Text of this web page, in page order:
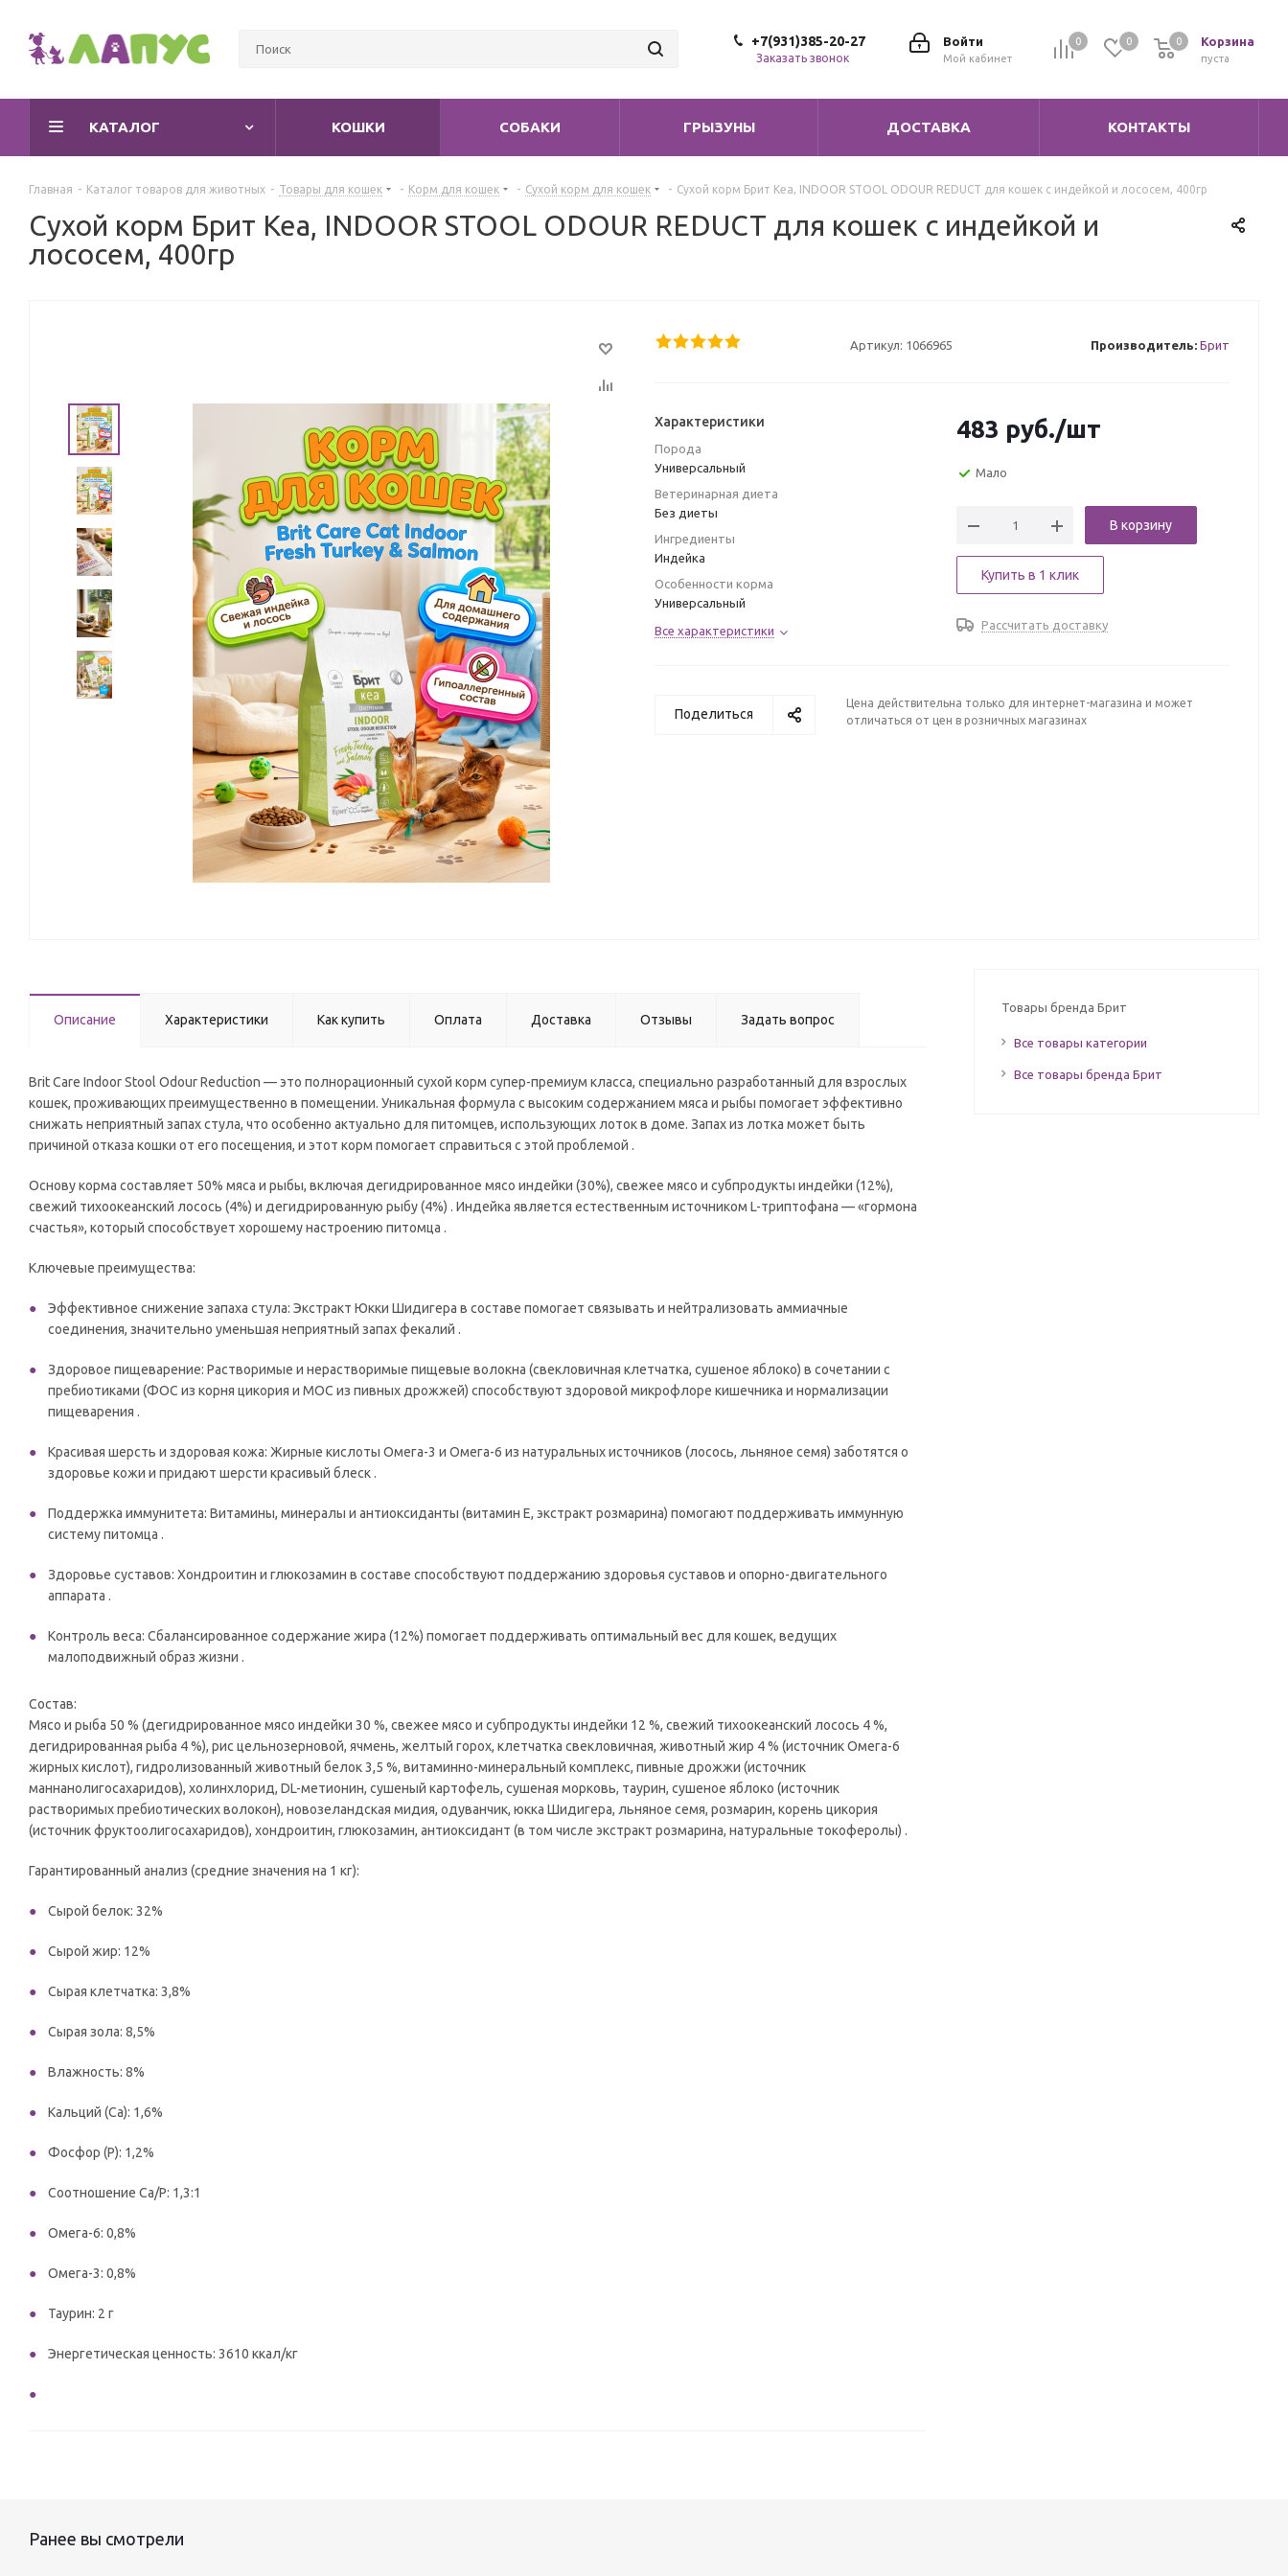
0 0 Корзина
0
пуста
0
Войти
Мой кабинет
+7(931)385-20-27
Заказать звонок
КАТАЛОГ КОШКИ СОБАКИ ГРЫЗУНЫ ДОСТАВКА КОНТАКТЫ
Главная - Каталог товаров для животных - Товары для кошек - Корм для кошек - Сухой корм для кошек - Сухой корм Брит Кеа, INDOOR STOOL ODOUR REDUCT для кошек с индейкой и лососем, 400гр
Сухой корм Брит Кеа, INDOOR STOOL ODOUR REDUCT для кошек с индейкой и
лососем, 400гр
Артикул: 1066965 Производитель: Брит
Характеристики
Порода
Универсальный
Ветеринарная диета
Без диеты
Ингредиенты
Индейка
Особенности корма
Универсальный
Все характеристики
483 руб./шт
Мало
В корзину
Купить в 1 клик
Рассчитать доставку
Поделиться
Цена действительна только для интернет-магазина и может
отличаться от цен в розничных магазинах
Описание Характеристики Как купить Оплата Доставка Отзывы Задать вопрос
Brit Care Indoor Stool Odour Reduction — это полнорационный сухой корм супер-премиум класса, специально разработанный для взрослых
кошек, проживающих преимущественно в помещении. Уникальная формула с высоким содержанием мяса и рыбы помогает эффективно
снижать неприятный запах стула, что особенно актуально для питомцев, использующих лоток в доме. Запах из лотка может быть
причиной отказа кошки от его посещения, и этот корм помогает справиться с этой проблемой .
Основу корма составляет 50% мяса и рыбы, включая дегидрированное мясо индейки (30%), свежее мясо и субпродукты индейки (12%),
свежий тихоокеанский лосось (4%) и дегидрированную рыбу (4%) . Индейка является естественным источником L-триптофана — «гормона
счастья», который способствует хорошему настроению питомца .
Ключевые преимущества:
Эффективное снижение запаха стула: Экстракт Юкки Шидигера в составе помогает связывать и нейтрализовать аммиачные
соединения, значительно уменьшая неприятный запах фекалий .
Здоровое пищеварение: Растворимые и нерастворимые пищевые волокна (свекловичная клетчатка, сушеное яблоко) в сочетании с
пребиотиками (ФОС из корня цикория и МОС из пивных дрожжей) способствуют здоровой микрофлоре кишечника и нормализации
пищеварения .
Красивая шерсть и здоровая кожа: Жирные кислоты Омега-3 и Омега-6 из натуральных источников (лосось, льняное семя) заботятся о
здоровье кожи и придают шерсти красивый блеск .
Поддержка иммунитета: Витамины, минералы и антиоксиданты (витамин Е, экстракт розмарина) помогают поддерживать иммунную
систему питомца .
Здоровье суставов: Хондроитин и глюкозамин в составе способствуют поддержанию здоровья суставов и опорно-двигательного
аппарата .
Контроль веса: Сбалансированное содержание жира (12%) помогает поддерживать оптимальный вес для кошек, ведущих
малоподвижный образ жизни .
Состав:
Мясо и рыба 50 % (дегидрированное мясо индейки 30 %, свежее мясо и субпродукты индейки 12 %, свежий тихоокеанский лосось 4 %,
дегидрированная рыба 4 %), рис цельнозерновой, ячмень, желтый горох, клетчатка свекловичная, животный жир 4 % (источник Омега-6
жирных кислот), гидролизованный животный белок 3,5 %, витаминно-минеральный комплекс, пивные дрожжи (источник
маннанолигосахаридов), холинхлорид, DL-метионин, сушеный картофель, сушеная морковь, таурин, сушеное яблоко (источник
растворимых пребиотических волокон), новозеландская мидия, одуванчик, юкка Шидигера, льняное семя, розмарин, корень цикория
(источник фруктоолигосахаридов), хондроитин, глюкозамин, антиоксидант (в том числе экстракт розмарина, натуральные токоферолы) .
Гарантированный анализ (средние значения на 1 кг):
Сырой белок: 32%
Сырой жир: 12%
Сырая клетчатка: 3,8%
Сырая зола: 8,5%
Влажность: 8%
Кальций (Ca): 1,6%
Фосфор (P): 1,2%
Соотношение Ca/P: 1,3:1
Омега-6: 0,8%
Омега-3: 0,8%
Таурин: 2 г
Энергетическая ценность: 3610 ккал/кг
Товары бренда Брит
Все товары категории
Все товары бренда Брит
Ранее вы смотрели